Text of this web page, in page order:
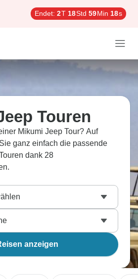
Endet: 2T 18Std 59Min 17s
Touren
Mikumi Jeep Tour? Auf
ganz einfach die passende
dank 28
anzeigen